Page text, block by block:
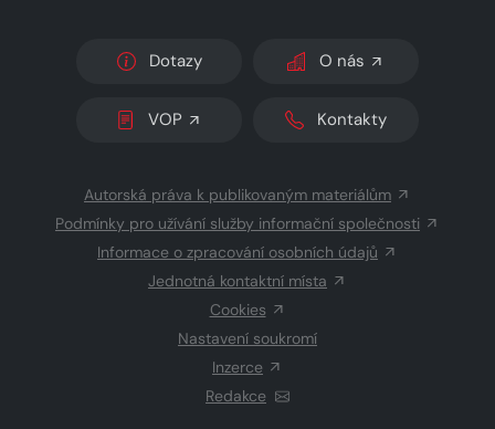
Dotazy O nás
VOP Kontakty
Autorská práva k publikovaným materiálům
Podmínky pro užívání služby informační společnosti
Informace o zpracování osobních údajů
Jednotná kontaktní místa
Cookies
Nastavení soukromí
Inzerce
Redakce